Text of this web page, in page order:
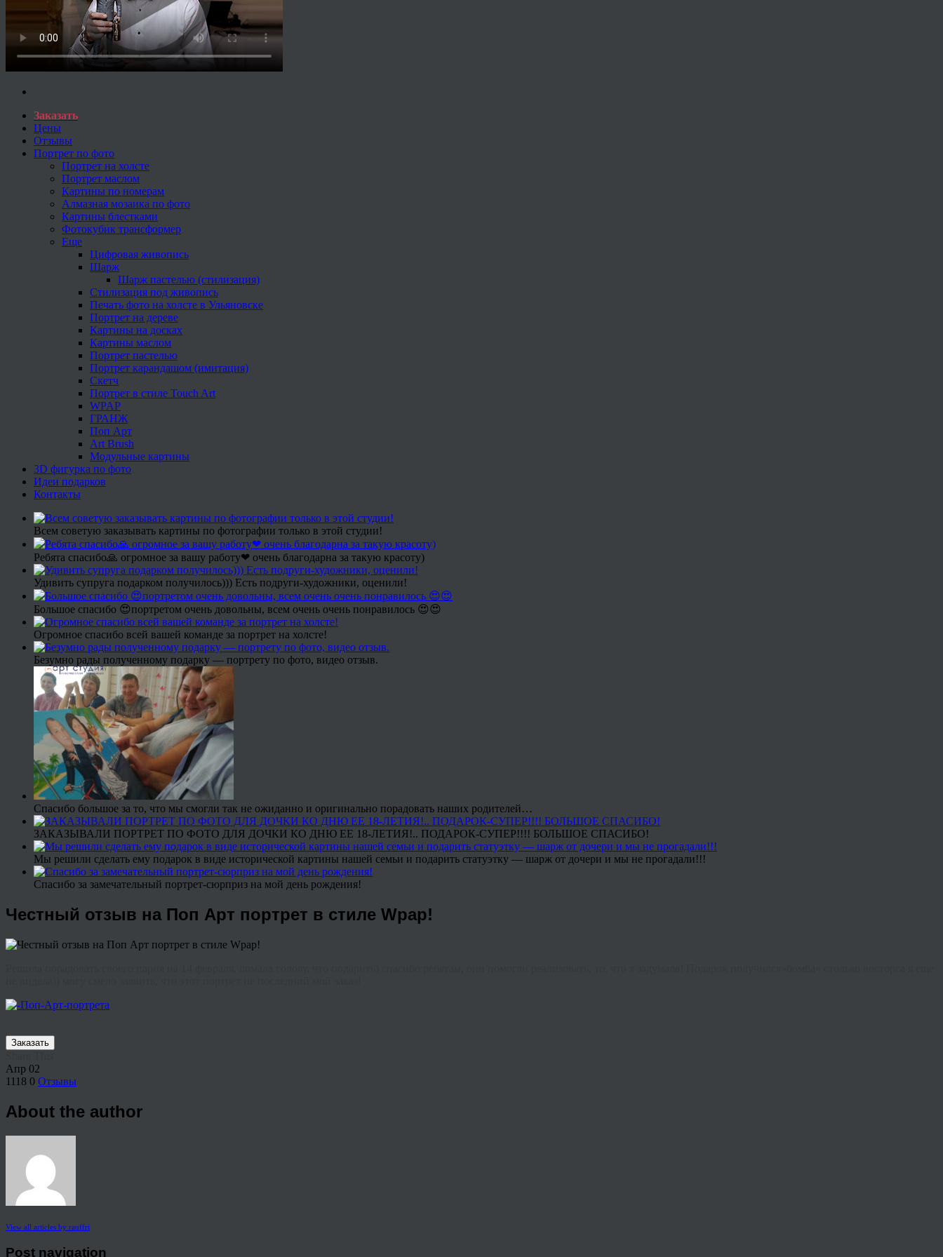
Заказать
Цены
Отзывы
Портрет по фото
Портрет на холсте
Портрет маслом
Картины по номерам
Алмазная мозаика по фото
Картины блестками
Фотокубик трансформер
Еще
Цифровая живопись
Шарж
Шарж пастелью (стилизация)
Стилизация под живопись
Печать фото на холсте в Ульяновске
Портрет на дереве
Картины на досках
Картины маслом
Портрет пастелью
Портрет карандашом (имитация)
Скетч
Портрет в стиле Touch Art
WPAP
ГРАНЖ
Поп Арт
Art Brush
Модульные картины
3D фигурка по фото
Идеи подарков
Контакты
Всем советую заказывать картины по фотографии только в этой студии!
Ребята спасибо🙏 огромное за вашу работу❤ очень благодарна за такую красоту)
Удивить супруга подарком получилось))) Есть подруги-художники, оценили!
Большое спасибо 😍портретом очень довольны, всем очень очень понравилось 😍😍
Огромное спасибо всей вашей команде за портрет на холсте!
Безумно рады полученному подарку — портрету по фото, видео отзыв.
Спасибо большое за то, что мы смогли так не ожиданно и оригинально порадовать наших родителей…
ЗАКАЗЫВАЛИ ПОРТРЕТ ПО ФОТО ДЛЯ ДОЧКИ КО ДНЮ ЕЕ 18-ЛЕТИЯ!.. ПОДАРОК-СУПЕР!!!! БОЛЬШОЕ СПАСИБО!
Мы решили сделать ему подарок в виде исторической картины нашей семьи и подарить статуэтку — шарж от дочери и мы не прогадали!!!
Спасибо за замечательный портрет-сюрприз на мой день рождения!
Честный отзыв на Поп Арт портрет в стиле Wpap!
Заказать
Апр 02
1118 0 Отзывы
About the author
View all articles by rauffri
Post navigation